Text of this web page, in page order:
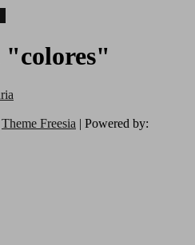
"colores"
Theme Freesia | Powered by: